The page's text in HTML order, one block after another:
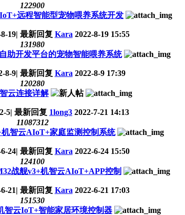
122900
远程智能型宠物喂养系统开发
19| 最新回复 Kara 2022-8-19 15:55
131980
助开发平台的宠物智能喂养系统
8-9| 最新回复 Kara 2022-8-9 17:39
120280
云连接详解
5| 最新回复 1long3 2022-7-21 14:13
11087312
机智云AIoT+家庭监测控制系统
24| 最新回复 Kara 2022-6-24 15:50
124100
战舰v3+机智云AIoT+APP控制
21| 最新回复 Kara 2022-6-21 17:03
151530
智云IoT+智能家居环境控制器